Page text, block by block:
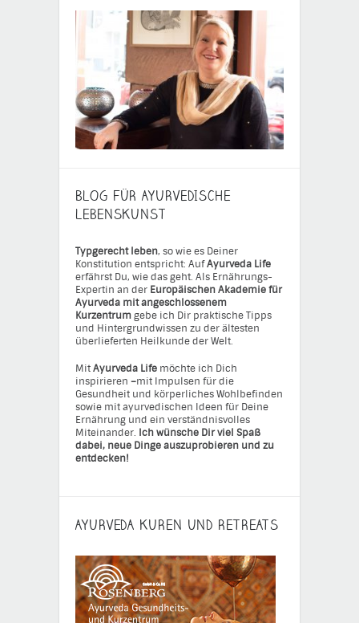
BLOG FÜR AYURVEDISCHE
LEBENSKUNST
Typgerecht leben, so wie es Deiner
Konstitution entspricht: AufAyurveda Life
erfährst Du, wie das geht. Als Ernährungs-
Expertin an der Europäischen Akademie für
Ayurveda mit angeschlossenem
Kurzentrumgebe ich Dir praktische Tipps
und Hintergrundwissen zu der ältesten
überlieferten Heilkunde der Welt.
MitAyurveda Life möchte ich Dich
inspirieren –mit Impulsen für die
Gesundheit und körperliches Wohlbefinden
sowie mit ayurvedischen Ideen für Deine
Ernährung und ein verständnisvolles
Miteinander. Ich wünsche Dir viel Spaß
dabei, neue Dinge auszuprobieren und zu
entdecken!
AYURVEDA KUREN UND RETREATS